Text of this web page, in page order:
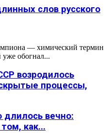
слов русского
— химический термин
уже обогнал...
возродилось
процессы,
длилось вечно:
как...